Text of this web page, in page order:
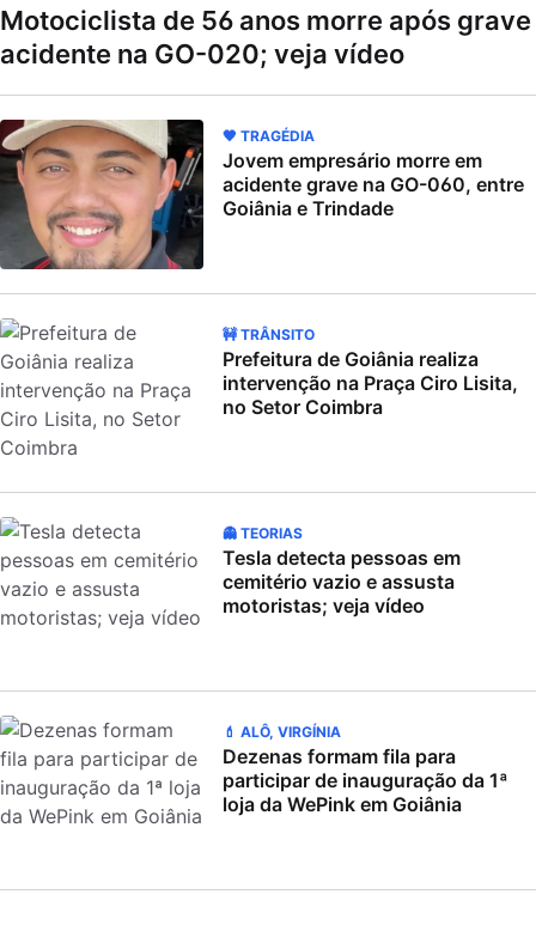
Motociclista de 56 anos morre após grave
acidente na GO-020; veja vídeo
🖤 TRAGÉDIA
Jovem empresário morre em
acidente grave na GO-060, entre
Goiânia e Trindade
🚧 TRÂNSITO
Prefeitura de Goiânia realiza
intervenção na Praça Ciro Lisita,
no Setor Coimbra
👻 TEORIAS
Tesla detecta pessoas em
cemitério vazio e assusta
motoristas; veja vídeo
💄 ALÔ, VIRGÍNIA
Dezenas formam fila para
participar de inauguração da 1ª
loja da WePink em Goiânia